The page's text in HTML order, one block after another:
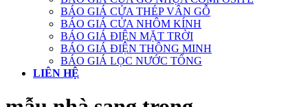
BÁO GIÁ CỬA THÉP VÂN GỖ
BÁO GIÁ CỬA NHÔM KÍNH
BÁO GIÁ ĐIỆN MẶT TRỜI
BÁO GIÁ ĐIỆN THÔNG MINH
BÁO GIÁ LỌC NƯỚC TỔNG
LIÊN HỆ